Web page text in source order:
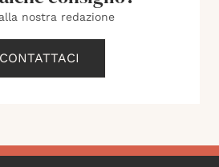
nostra redazione
CONTATTACI